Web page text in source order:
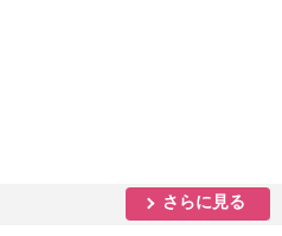
さらに見る